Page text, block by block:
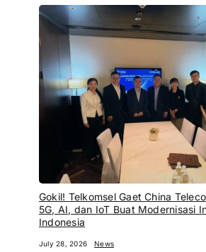
Gokil! Telkomsel Gaet China
5G, AI, dan IoT Buat Modernisasi
Indonesia
July 28, 2026 News